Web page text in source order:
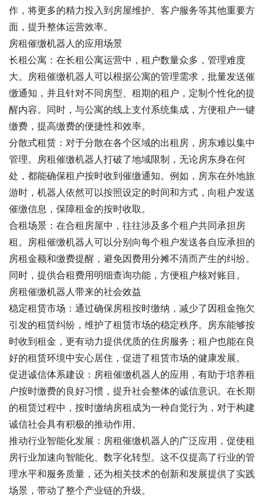
作，将更多的精力投入到房屋维护、客户服务等其他重要方
面，提升整体运营效率。
房租催缴机器人的应用场景
长租公寓：在长租公寓运营中，租户数量众多，管理难度
大。房租催缴机器人可以根据公寓的管理需求，批量发送催
缴通知，并且针对不同房型、租期的租户，定制个性化的提
醒内容。同时，与公寓的线上支付系统集成，方便租户一键
缴费，提高缴费的便捷性和效率。
分散式租赁：对于分散在各个区域的出租房，房东难以集中
管理。房租催缴机器人打破了地域限制，无论房东身在何
处，都能确保租户按时收到催缴通知。例如，房东在外地旅
游时，机器人依然可以按照设定的时间和方式，向租户发送
催缴信息，保障租金的按时收取。
合租场景：在合租房屋中，往往涉及多个租户共同承担房
租。房租催缴机器人可以分别向每个租户发送各自应承担的
房租金额和缴费提醒，避免因费用分摊不清而产生的纠纷。
同时，提供合租费用明细查询功能，方便租户核对账目。
房租催缴机器人带来的社会效益
稳定租赁市场：通过确保房租按时缴纳，减少了因租金拖欠
引发的租赁纠纷，维护了租赁市场的稳定秩序。房东能够按
时收到租金，更有动力提供优质的住房服务；租户也能在良
好的租赁环境中安心居住，促进了租赁市场的健康发展。
促进诚信体系建设：房租催缴机器人的应用，有助于培养租
户按时缴费的良好习惯，提升社会整体的诚信意识。在长期
的租赁过程中，按时缴纳房租成为一种自觉行为，对于构建
诚信社会具有积极的推动作用。
推动行业智能化发展：房租催缴机器人的广泛应用，促使租
房行业加速向智能化、数字化转型。这不仅提高了行业的管
理水平和服务质量，还为相关技术的创新和发展提供了实践
场景，带动了整个产业链的升级。